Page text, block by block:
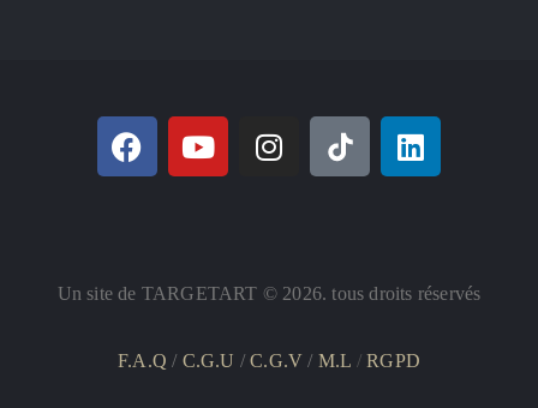
Un site de TARGETART © 2026. tous droits réservés
F.A.Q / C.G.U /C.G.V/ M.L /RGPD